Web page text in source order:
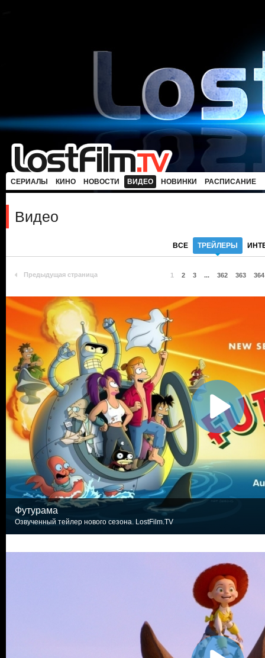
СЕРИАЛЫ КИНО НОВОСТИ ВИДЕО НОВИНКИ РАСПИСАНИЕ
Видео
ВСЕ ТРЕЙЛЕРЫ
Предыдущая страница 1 2 3 ... 362 363 364
Футурама
Озвученный тейлер нового сезона. LostFilm.TV